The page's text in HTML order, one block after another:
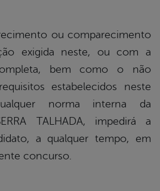
ou comparecimento
exigida neste, ou com a
bem como o não
estabelecidos neste
norma interna da
TALHADA, impedirá a
a qualquer tempo, em
concurso.